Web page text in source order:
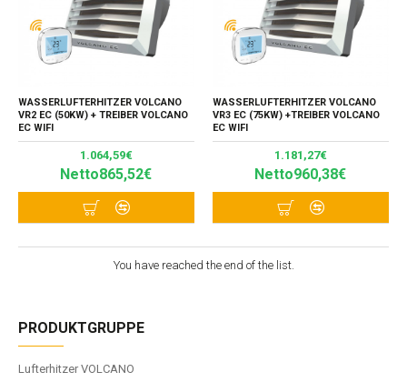
WASSERLUFTERHITZER VOLCANO
VR2 EC (50KW) + TREIBER VOLCANO
EC WIFI
1.064,59€
Netto865,52€
WASSERLUFTERHITZER VOLCANO
VR3 EC (75KW) +TREIBER VOLCANO
EC WIFI
1.181,27€
Netto960,38€
You have reached the end of the list.
PRODUKTGRUPPE
Lufterhitzer VOLCANO